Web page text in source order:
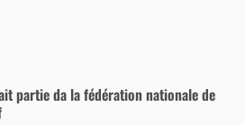
partie da la fédération nationale de